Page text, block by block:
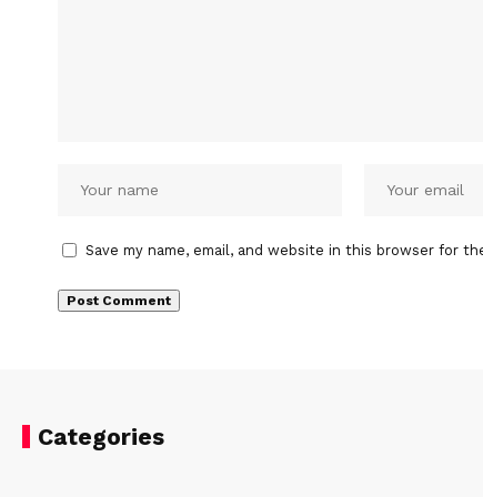
Save my name, email, and website in this browser for
Categories